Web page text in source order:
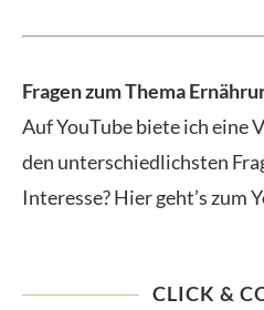
Fragen zum Thema
Auf YouTube biete ich eine
den unterschiedlichsten
Interesse? Hier geht’s zum
CLICK &